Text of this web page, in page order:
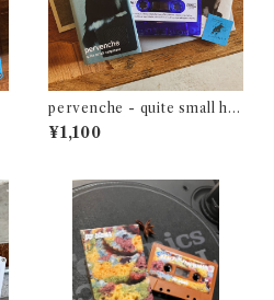
pervenche - quite small ha
ppiness
¥1,100